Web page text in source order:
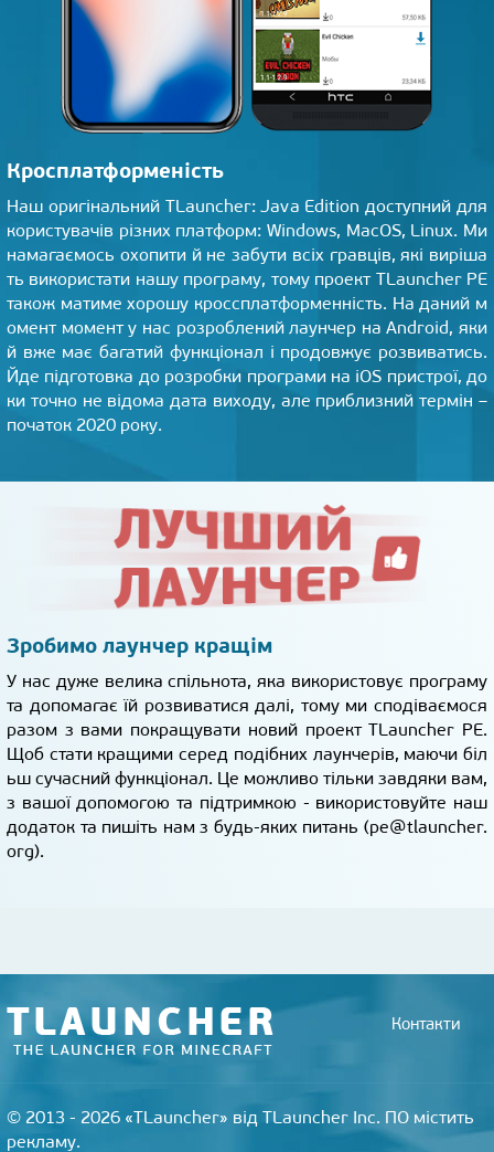
Кросплатформеність
Наш оригінальний TLauncher: Java Edition доступний для
користувачів різних платформ: Windows, MacOS, Linux. Ми
намагаємось охопити й не забути всіх гравців, які виріша
ть використати нашу програму, тому проект TLauncher PE
також матиме хорошу кроссплатформенність. На даний м
омент момент у нас розроблений лаунчер на Android, яки
й вже має багатий функціонал і продовжує розвиватись.
Йде підготовка до розробки програми на iOS пристрої, до
ки точно не відома дата виходу, але приблизний термін –
початок 2020 року.
Зробимо лаунчер кращім
У нас дуже велика спільнота, яка використовує програму
та допомагає їй розвиватися далі, тому ми сподіваємося
разом з вами покращувати новий проект TLauncher PE.
Щоб стати кращими серед подібних лаунчерів, маючи біл
ьш сучасний функціонал. Це можливо тільки завдяки вам,
з вашої допомогою та підтримкою - використовуйте наш
додаток та пишіть нам з будь-яких питань (pe@tlauncher.
org).
Контакти
© 2013 - 2026 «TLauncher» від TLauncher Inc. ПО містить
рекламу.